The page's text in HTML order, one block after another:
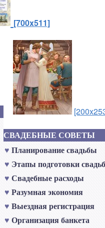
[700x511]
СВАДЕБНЫЕ СОВЕТЫ
♥ Планирование свадьбы
♥ Этапы подготовки
♥ Свадебные расходы
♥ Разумная экономия
♥ Выездная регистрация
♥ Организация банкета